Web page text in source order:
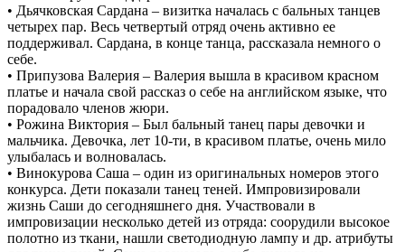
• Дьячковская Сардана – визитка началась с бальных танцев
четырех пар. Весь четвертый отряд очень активно ее
поддерживал. Сардана, в конце танца, рассказала немного о
себе.
• Припузова Валерия – Валерия вышла в красивом красном
платье и начала свой рассказ о себе на английском языке, что
порадовало членов жюри.
• Рожина Виктория – Был бальный танец пары девочки и
мальчика. Девочка, лет 10-ти, в красивом платье, очень мило
улыбалась и волновалась.
• Винокурова Саша – один из оригинальных номеров этого
конкурса. Дети показали танец теней. Импровизировали
жизнь Саши до сегодняшнего дня. Участвовали в
импровизации несколько детей из отряда: соорудили высокое
полотно из ткани, нашли светодиодную лампу и др. атрибуты